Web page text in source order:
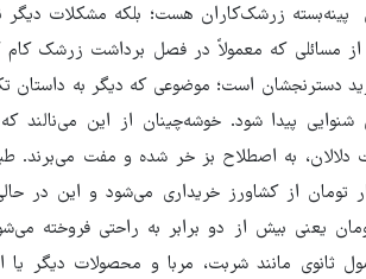
پینه‌بسته زرشک‌کاران هست؛ بلکه مشکلات دیگر
مسائلی که معمولاً در فصل برداشت زرشک کام
دسترنجشان است؛ موضوعی که دیگر به داستان
شنوایی پیدا شود. خوشه‌چینان از این
دلالان، به اصطلاح بز خر شده و مفت می‌برند.
هم اکنون سر زمین با شاخه ۳۰هزار تومان از کشاورز خریداری می‌شود
مشهد با قیمت ۶۰ تا ۸۰هزار تومان یعنی بیش از دو برابر به
مانند شربت، مربا و محصولات دیگر یا